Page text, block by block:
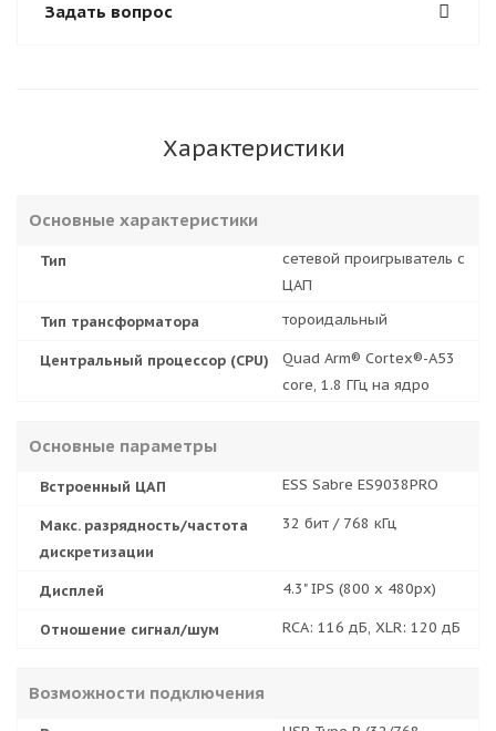
Задать вопрос
Характеристики
Основные характеристики
Тип
сетевой проигрыватель с
ЦАП
Тип трансформатора
тороидальный
Центральный процессор (CPU)
Quad Arm® Cortex®-A53
core, 1.8 ГГц на ядро
Основные параметры
Встроенный ЦАП ESS Sabre ES9038PRO
Макс. разрядность/частота
дискретизации
32 бит / 768 кГц
Дисплей 4.3" IPS (800 x 480px)
Отношение сигнал/шум RCA: 116 дБ, XLR: 120 дБ
Возможности подключения